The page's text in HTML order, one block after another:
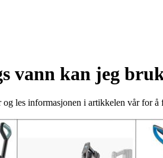
vann kan jeg
og les informasjonen i artikkelen vår for